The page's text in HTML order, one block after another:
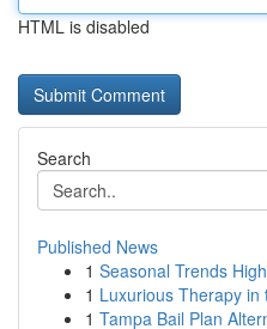
HTML is disabled
Search
Published News
1 Seasonal Trends
1 Luxurious Therapy
1 Tampa Bail Plan